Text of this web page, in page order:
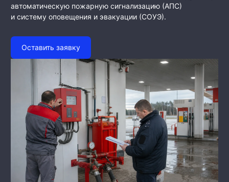
автоматическую пожарную сигнализацию (АПС)
и систему оповещения и эвакуации (СОУЭ).
Оставить заявку